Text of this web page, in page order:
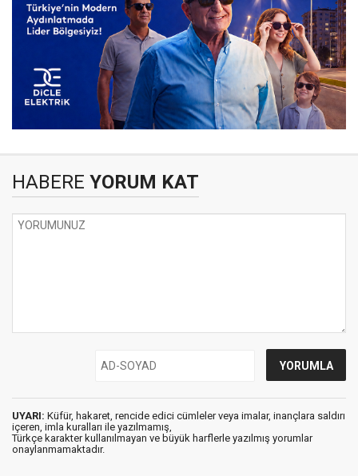
HABERE YORUM KAT
UYARI: Küfür, hakaret, rencide edici cümleler veya imalar, inançlara saldırı
içeren, imla kuralları ile yazılmamış,
Türkçe karakter kullanılmayan ve büyük harflerle yazılmış yorumlar
onaylanmamaktadır.